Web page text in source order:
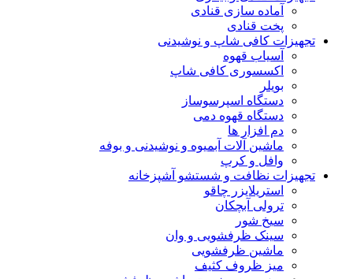
آماده سازی قنادی
پخت قنادی
تجهیزات کافی شاپ و نوشیدنی
آسیاب قهوه
اکسسوری کافی شاپ
بویلر
دستگاه اسپرسوساز
دستگاه قهوه دمی
دم افزار ها
ماشین آلات آبمیوه و نوشیدنی و بوفه
وافل و کرپ
تجهیزات نظافت و شستشو آشپزخانه
استریلایزر چاقو
ترولی آبچکان
سیخ شور
سینک ظرفشویی و وان
ماشین ظرفشویی
میز ظروف کثیف